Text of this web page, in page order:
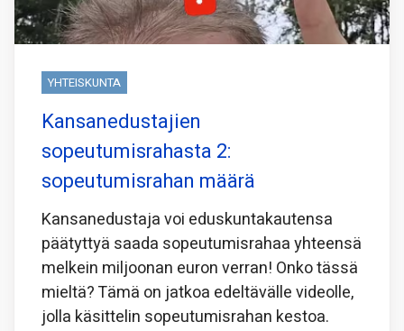
YHTEISKUNTA
Kansanedustajien
sopeutumisrahasta 2:
sopeutumisrahan määrä
Kansanedustaja voi eduskuntakautensa
päätyttyä saada sopeutumisrahaa yhteensä
melkein miljoonan euron verran! Onko tässä
mieltä? Tämä on jatkoa edeltävälle videolle,
jolla käsittelin sopeutumisrahan kestoa.